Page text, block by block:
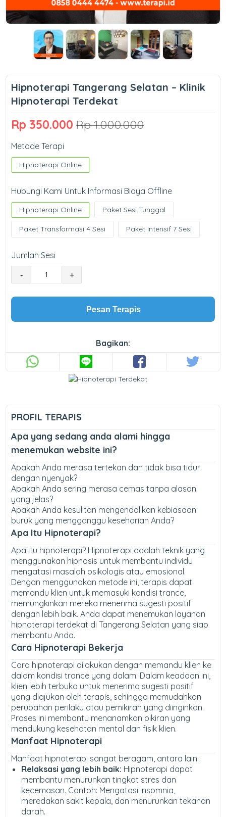
Hipnoterapi Tangerang Selatan – Klinik
Hipnoterapi Terdekat
Rp 350.000 Rp 1.000.000
Metode Terapi
Hipnoterapi Online
Hubungi Kami Untuk Informasi Biaya Offline
Hipnoterapi Online Paket Sesi Tunggal
Paket Transformasi 4 Sesi Paket Intensif 7 Sesi
Jumlah Sesi
- +
Pesan Terapis
Bagikan:
PROFIL TERAPIS
Apa yang sedang anda alami hingga
menemukan website ini?
Apakah Anda merasa tertekan dan tidak bisa tidur
dengan nyenyak?
Apakah Anda sering merasa cemas tanpa alasan
yang jelas?
Apakah Anda kesulitan mengendalikan kebiasaan
buruk yang mengganggu keseharian Anda?
Apa Itu Hipnoterapi?
Apa itu hipnoterapi? Hipnoterapi adalah teknik yang
menggunakan hipnosis untuk membantu individu
mengatasi masalah psikologis atau emosional.
Dengan menggunakan metode ini, terapis dapat
memandu klien untuk memasuki kondisi trance,
memungkinkan mereka menerima sugesti positif
dengan lebih baik. Anda dapat menemukan layanan
hipnoterapi terdekat di Tangerang Selatan yang siap
membantu Anda.
Cara Hipnoterapi Bekerja
Cara hipnoterapi dilakukan dengan memandu klien ke
dalam kondisi trance yang dalam. Dalam keadaan ini,
klien lebih terbuka untuk menerima sugesti positif
yang diajukan oleh terapis, sehingga memudahkan
perubahan perilaku atau pemikiran yang diinginkan.
Proses ini membantu menanamkan pikiran yang
mendukung kesehatan mental dan fisik klien.
Manfaat Hipnoterapi
Manfaat hipnoterapi sangat beragam, antara lain:
Relaksasi yang lebih baik: Hipnoterapi dapat
membantu menurunkan tingkat stres dan
kecemasan. Contoh: Mengatasi insomnia,
meredakan sakit kepala, dan menurunkan tekanan
darah.